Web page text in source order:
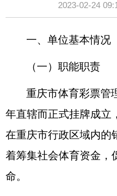
2023-02-24
一、单位基本情况
（一）职能职责
重庆市体育彩票管
年直辖而正式挂牌成立
在重庆市行政区域内的
着筹集社会体育资金，
命。